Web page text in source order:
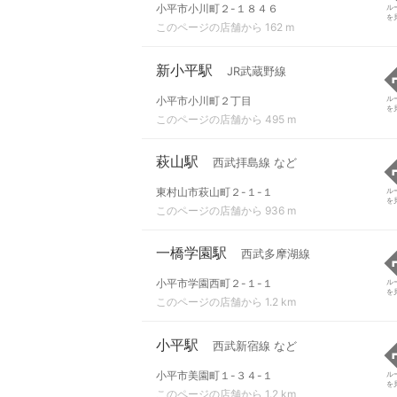
小平市小川町２-１８４６
このページの店舗から 162 m
ル
を
新小平駅 JR武蔵野線
小平市小川町２丁目
このページの店舗から 495 m
ル
を
萩山駅 西武拝島線 など
東村山市萩山町２-１-１
このページの店舗から 936 m
ル
を
一橋学園駅 西武多摩湖線
小平市学園西町２-１-１
このページの店舗から 1.2 km
ル
を
小平駅 西武新宿線 など
小平市美園町１-３４-１
このページの店舗から 1.2 km
ル
を